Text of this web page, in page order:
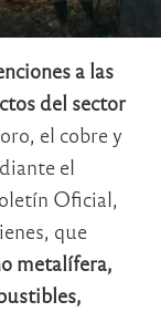
a las
del sector
el cobre y
el
Oficial,
que
metalífera,